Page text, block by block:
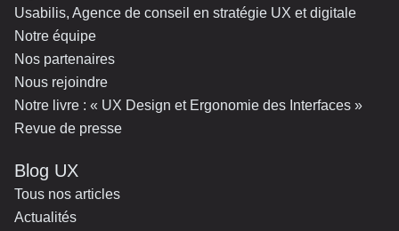
Usabilis, Agence de conseil en stratégie UX et digitale
Notre équipe
Nos partenaires
Nous rejoindre
Notre livre : « UX Design et Ergonomie des Interfaces »
Revue de presse
Blog UX
Tous nos articles
Actualités